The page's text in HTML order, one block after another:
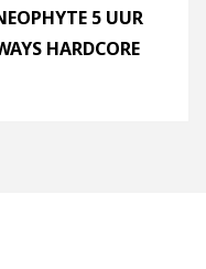
5 UUR
HARDCORE